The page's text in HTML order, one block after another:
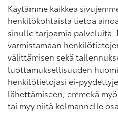
Käytämme kaikkea
henkilökohtaista tietoa
sinulle tarjoamia palveluita.
varmistamaan
välittämisen sekä
luottamuksellisuuden
henkilötietojasi ei-
lähettämiseen, emmekä
tai myy niitä kolmannelle